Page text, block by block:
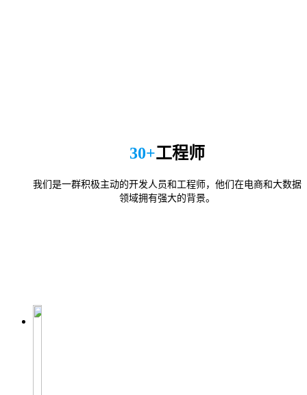
30+工程师
我们是一群积极主动的开发人员和工程师，他们在电商和大数据
领域拥有强大的背景。